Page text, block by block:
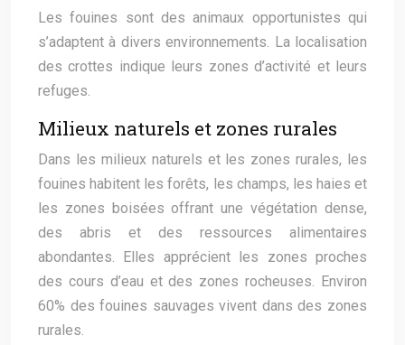
Les fouines sont des animaux opportunistes qui
s’adaptent à divers environnements. La localisation
des crottes indique leurs zones d’activité et leurs
refuges.
Milieux naturels et zones rurales
Dans les milieux naturels et les zones rurales, les
fouines habitent les forêts, les champs, les haies et
les zones boisées offrant une végétation dense,
des abris et des ressources alimentaires
abondantes. Elles apprécient les zones proches
des cours d’eau et des zones rocheuses. Environ
60% des fouines sauvages vivent dans des zones
rurales.